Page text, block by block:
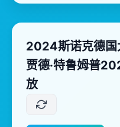
2024斯诺克德国
贾德·特鲁姆普
放